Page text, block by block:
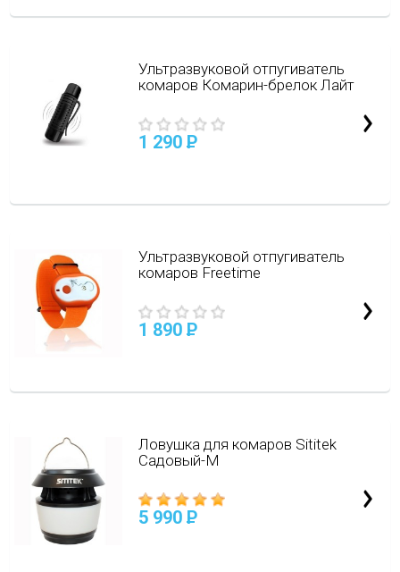
Ультразвуковой отпугиватель
комаров Комарин-брелок Лайт
1 290 P
Ультразвуковой отпугиватель
комаров Freetime
1 890 P
Ловушка для комаров Sititek
Садовый-М
5 990 P